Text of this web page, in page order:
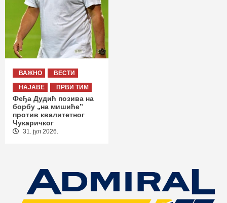
ВАЖНО
ВЕСТИ
НАЈАВЕ
ПРВИ ТИМ
Феђа Дудић позива на
борбу „на мишиће”
против квалитетног
Чукаричког
31. јул 2026.